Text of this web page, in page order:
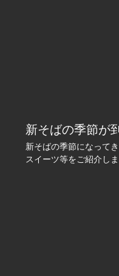
新そばの季節が
新そばの季節になって
スイーツ等をご紹介しま